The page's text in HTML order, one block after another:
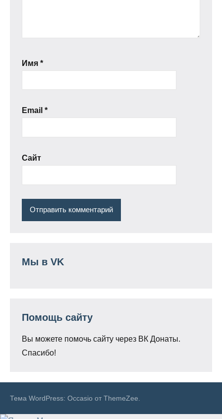
Имя *
Email *
Сайт
Мы в VK
Помощь сайту
Вы можете помочь сайту через ВК Донаты.
Спасибо!
Тема WordPress: Occasio от ThemeZee.